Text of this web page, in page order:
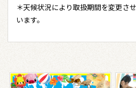
＊天候状況により取扱期間を変更さ
います。